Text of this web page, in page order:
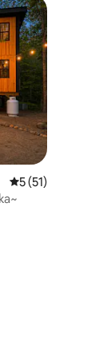
Средна оценка:
5 (51)